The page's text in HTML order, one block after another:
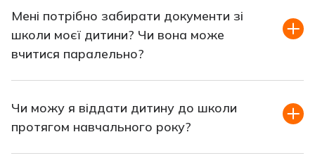
Мені потрібно забирати документи зі
школи моєї дитини? Чи вона може
вчитися паралельно?
Чи можу я віддати дитину до школи
протягом навчального року?